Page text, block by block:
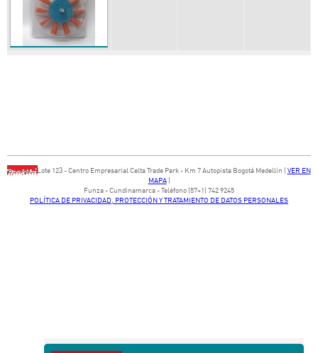
Bodega ​3 Lote ​123 - ​Centro Empresarial Celta Trade Park - ​Km 7 Autopista Bogotá Medellín​ ( VER EN
MAPA)
​Funza - Cundinamarca - Teléfono (57+1) 742 9245
POLÍTICA DE PRIVACIDAD, PROTECCIÓN Y TRATAMIENTO DE DATOS PERSONALES